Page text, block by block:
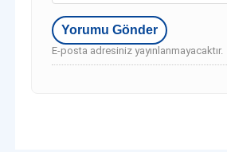
E-posta adresiniz yayınlanmayacaktır.